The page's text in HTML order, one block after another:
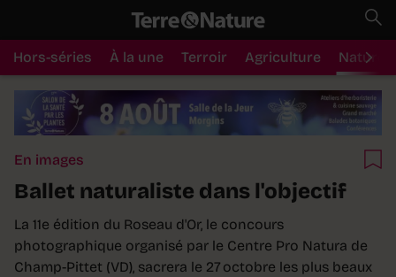
Hors-séries À la une Terroir Agriculture Nature
En images
Ballet naturaliste dans l'objectif
La 11e édition du Roseau d'Or, le concours
photographique organisé par le Centre Pro Natura de
Champ-Pittet (VD), sacrera le 27 octobre les plus beaux